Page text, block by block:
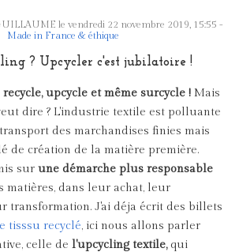
le vendredi 22 novembre 2019, 15:55 -
Made in France & éthique
? Upcycler c'est jubilatoire !
upcycle et même surcycle ! Mais
dire ? L'industrie textile est polluante
des marchandises finies mais
de création de la matière première.
sur une démarche plus responsable
matières, dans leur achat, leur
transformation. J'ai déja écrit des billets
tisssu recyclé, ici nous allons parler
celle de l'upcycling textile,qui